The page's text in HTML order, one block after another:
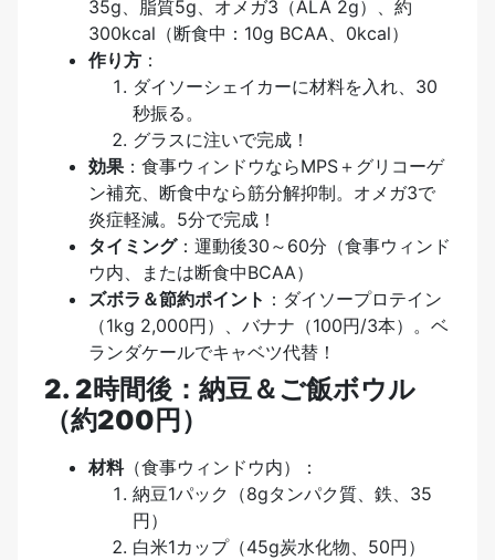
35g、脂質5g、オメガ3（ALA 2g）、約
300kcal（断食中：10g BCAA、0kcal）
作り方 ：
ダイソーシェイカーに材料を入れ、30
秒振る。
グラスに注いで完成！
効果 ：食事ウィンドウならMPS＋グリコーゲ
ン補充、断食中なら筋分解抑制。オメガ3で
炎症軽減。5分で完成！
タイミング：運動後30～60分（食事ウィンド
ウ内、または断食中BCAA）
ズボラ＆節約ポイント ：ダイソープロテイン
（1kg 2,000円）、バナナ（100円/3本）。ベ
ランダケールでキャベツ代替！
2. 2時間後：納豆＆ご飯ボウル
（約200円）
材料（食事ウィンドウ内）：
納豆1パック（8gタンパク質、鉄、35
円）
白米1カップ（45g炭水化物、50円）